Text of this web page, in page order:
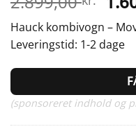
pris
var:
Hauck kombivogn –
Leveringstid: 1-2 dage
(sponsoreret indhold og